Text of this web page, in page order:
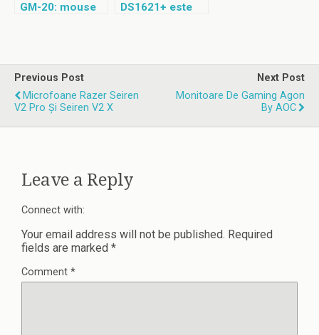
GM-20: mouse
DS1621+ este
Ryzen
Previous Post
Microfoane Razer Seiren
V2 Pro Și Seiren V2 X
Next Post
Monitoare De Gaming Agon
By AOC
Leave a Reply
Connect with:
Your email address will not be published. Required
fields are marked *
Comment *